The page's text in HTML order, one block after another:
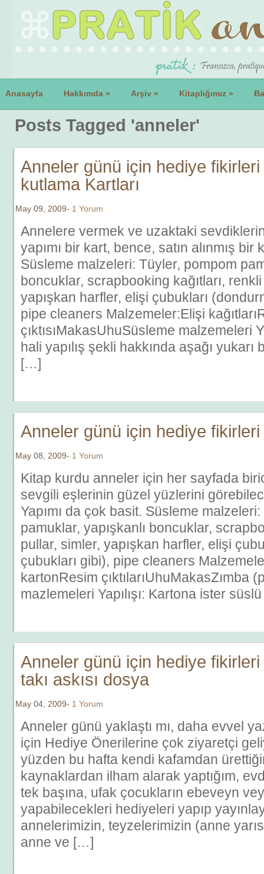
Anasayfa Hakkımda » Arşiv » Kitaplığımız »
Posts Tagged 'anneler'
Anneler günü için hediye fikirleri
kutlama Kartları
May 09, 2009- 1 Yorum
Annelere vermek ve uzaktaki
yapımı bir kart, bence, satın alınmış
Süsleme malzeleri: Tüyler, pompom
boncuklar, scrapbooking kağıtları,
yapışkan harfler, elişi çubukları
pipe cleaners Malzemeler:Elişi
çıktısıMakasUhuSüsleme malzemeleri
hali yapılış şekli hakkında aşağı
[…]
Anneler günü için hediye fikirleri
May 08, 2009- 1 Yorum
Kitap kurdu anneler için her sayfada
sevgili eşlerinin güzel yüzlerini
Yapımı da çok basit. Süsleme
pamuklar, yapışkanlı boncuklar,
pullar, simler, yapışkan harfler, elişi
çubukları gibi), pipe cleaners
kartonResim çıktılarıUhuMakasZımba
mazlemeleri Yapılışı: Kartona ister
Anneler günü için hediye
takı askısı dosya
May 04, 2009- 1 Yorum
Anneler günü yaklaştı mı, daha evvel
için Hediye Önerilerine çok ziyaretçi
yüzden bu hafta kendi kafamdan
kaynaklardan ilham alarak yaptığım,
tek başına, ufak çocukların ebeveyn
yapabilecekleri hediyeleri yapıp
annelerimizin, teyzelerimizin (anne
anne ve […]